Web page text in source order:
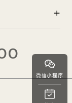
微信小程序